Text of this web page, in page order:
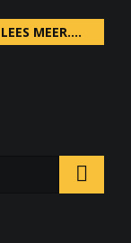
LEES MEER....